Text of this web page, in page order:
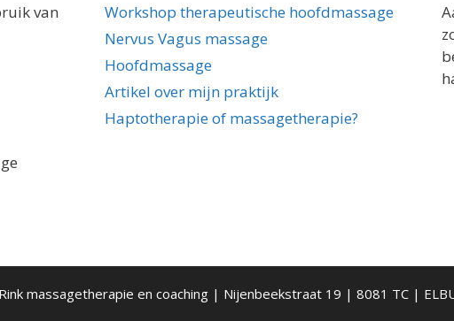
van
Workshop therapeutische hoofdmassage
Nervus Vagus massage
Hoofdmassage
Artikel over mijn praktijk
Haptotherapie of massagetherapie?
massagetherapie en coaching | Nijenbeekstraat 19 | 8081 TC |